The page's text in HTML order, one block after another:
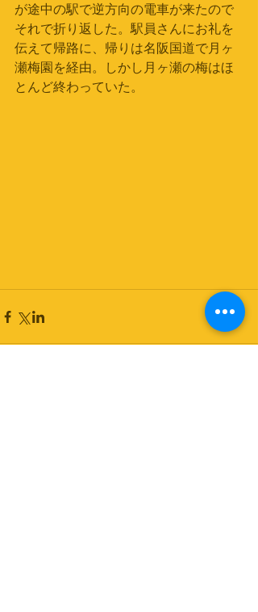
が途中の駅で逆方向の電車が来たので
それで折り返した。駅員さんにお礼を
伝えて帰路に、帰りは名阪国道で月ヶ
瀬梅園を経由。しかし月ヶ瀬の梅はほ
とんど終わっていた。